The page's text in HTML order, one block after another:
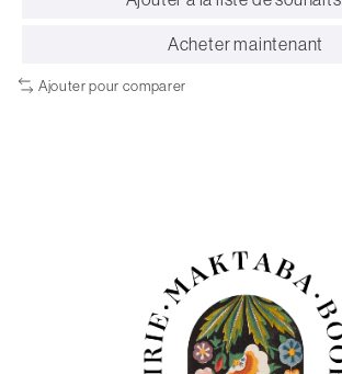
Acheter maintenant
Ajouter pour comparer